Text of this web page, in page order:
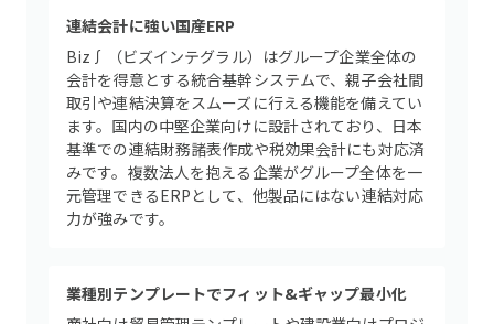
連結会計に強い国産ERP
Biz∫（ビズインテグラル）はグループ企業全体の
会計を得意とする統合基幹システムで、親子会社間
取引や連結決算をスムーズに行える機能を備えてい
ます。国内の中堅企業向けに設計されており、日本
基準での連結財務諸表作成や税効果会計にも対応済
みです。複数法人を抱える企業がグループ全体を一
元管理できるERPとして、他製品にはない連結対応
力が強みです。
業種別テンプレートでフィット&ギャップ最小化